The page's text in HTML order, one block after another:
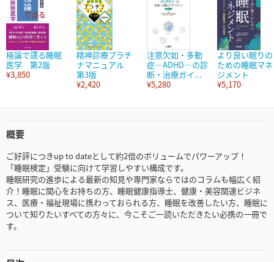
極論で語る睡眠
医学 第2版
¥3,850
精神診療プラチ
ナマニュアル
第3版
¥2,420
注意欠如・多動
症―ADHD―の診
断・治療ガイ...
¥5,280
より良い眠りの
ための睡眠マネ
ジメント
¥5,170
概要
ご好評につきup to dateとして約2倍のボリュームでパワーアップ！
「睡眠検定」受験に向けて学習しやすい構成です。
睡眠研究の進歩による最新の知見や専門家ならではのコラムも幅広く紹
介！睡眠に関心をお持ちの方、睡眠健康指導士、健康・美容関連ビジネ
ス、医療・福祉現場に携わっておられる方、睡眠を改善したい方、睡眠に
ついて知りたいすべての方々に、今こそご一読いただきたい必携の一冊で
す。